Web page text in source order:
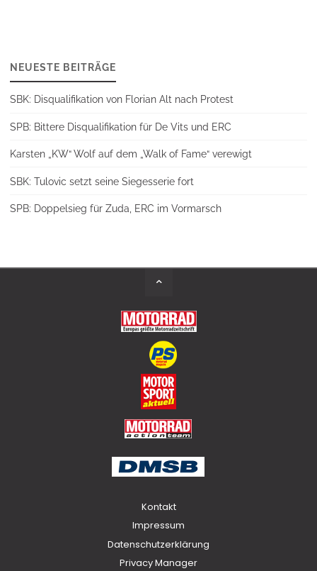
NEUESTE BEITRÄGE
SBK: Disqualifikation von Florian Alt nach Protest
SPB: Bittere Disqualifikation für De Vits und ERC
Karsten „KW“ Wolf auf dem „Walk of Fame“ verewigt
SBK: Tulovic setzt seine Siegesserie fort
SPB: Doppelsieg für Zuda, ERC im Vormarsch
Kontakt
Impressum
Datenschutzerklärung
Privacy Manager
Back